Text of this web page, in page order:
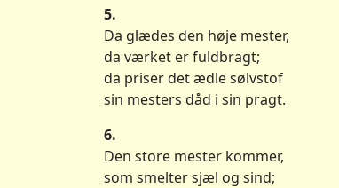
5.
Da glædes den høje mester,
da værket er fuldbragt;
da priser det ædle sølvstof
sin mesters dåd i sin pragt.
6.
Den store mester kommer,
som smelter sjæl og sind;